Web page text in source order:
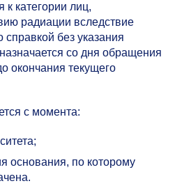
категории лиц,
радиации вследствие
без указания
со дня обращения
окончания текущего
с момента:
основания, по которому